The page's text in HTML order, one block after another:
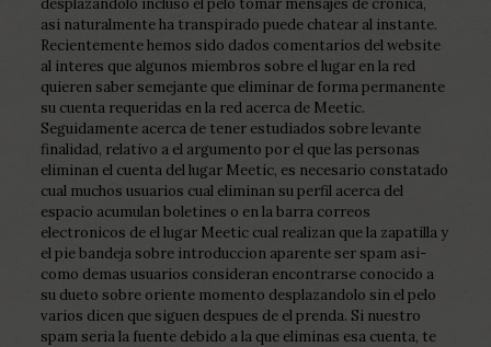
desplazandolo incluso el pelo tomar mensajes de cronica,
asi­ naturalmente ha transpirado puede chatear al instante.
Recientemente hemos sido dados comentarios del website
al interes que algunos miembros sobre el lugar en la red
quieren saber semejante que eliminar de forma permanente
su cuenta requeridas en la red acerca de Meetic.
Seguidamente acerca de tener estudiados sobre levante
finalidad, relativo a el argumento por el que las personas
eliminan el cuenta del lugar Meetic, es necesario constatado
cual muchos usuarios cual eliminan su perfil acerca del
espacio acumulan boletines o en la barra correos
electronicos de el lugar Meetic cual realizan que la zapatilla y
el pie bandeja sobre introduccion aparente ser spam asi­
como demas usuarios consideran encontrarse conocido a
su dueto sobre oriente momento desplazandolo sin el pelo
varios dicen que siguen despues de el prenda. Si nuestro
spam seri­a la fuente debido a la que eliminas esa cuenta, te